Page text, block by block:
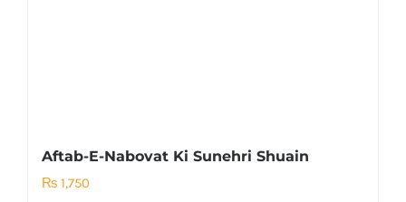
Aftab-E-Nabovat Ki Sunehri Shuain
₨ 1,750